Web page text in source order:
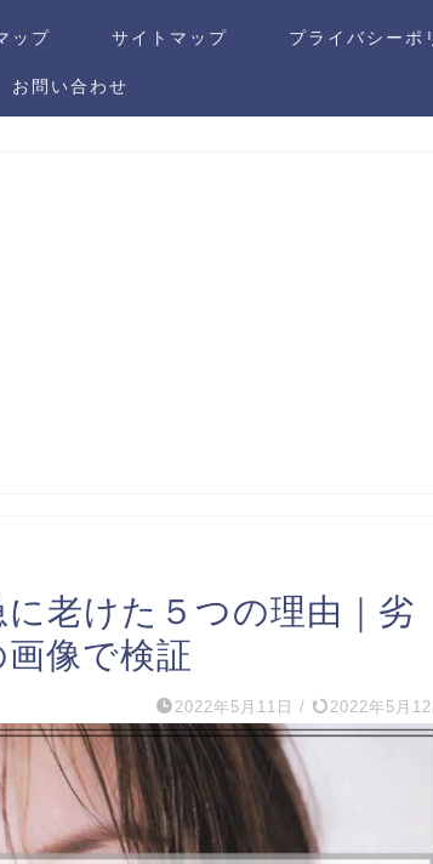
ップ サイトマップ プライバシーポ
お問い合わせ
老けた５つの理由｜劣
像で検証
2022年5月11日 / 2022年5月12